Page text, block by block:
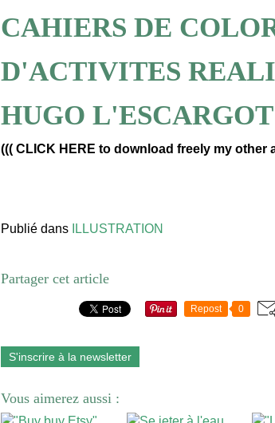
CAHIERS DE
D'ACTIVITES
HUGO L'ESCARGOT
((( CLICK HERE to download freely my
Publié dans ILLUSTRATION
Partager cet article
Repost 0
S'inscrire à la newsletter
Vous aimerez aussi :